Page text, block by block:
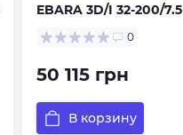
EBARA 3D/I 32-200/7.5
0
50 115 грн
В корзину